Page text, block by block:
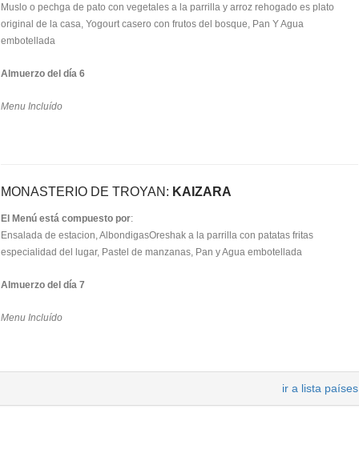
Muslo o pechga de pato con vegetales a la parrilla y arroz rehogado es plato
original de la casa, Yogourt casero con frutos del bosque, Pan Y Agua
embotellada
Almuerzo del día 6
Menu Incluído
MONASTERIO DE TROYAN: KAIZARA
El Menú está compuesto por:
Ensalada de estacion, AlbondigasOreshak a la parrilla con patatas fritas
especialidad del lugar, Pastel de manzanas, Pan y Agua embotellada
Almuerzo del día 7
Menu Incluído
ir a lista países